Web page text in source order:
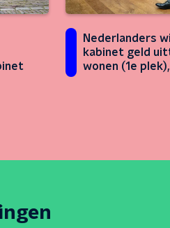
Nederlanders
kabinet geld
wonen (1e plek),